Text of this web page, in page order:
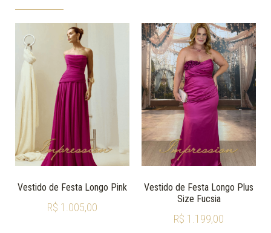
Vestido de Festa Longo Pink
R$ 1.005,00
Vestido de Festa Longo Plus
Size Fucsia
R$ 1.199,00